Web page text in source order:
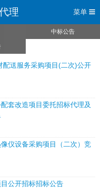
理 菜单
中标公告
送服务采购项目(二次)公开
套改造项目委托招标代理及
仪设备采购项目（二次）竞
公开招标招标公告